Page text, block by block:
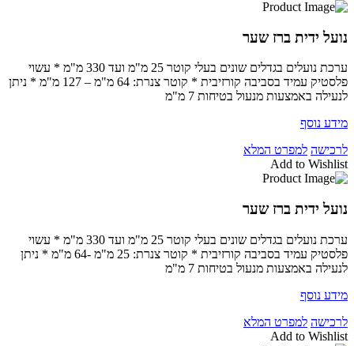
נועל ידית ברז שער
ערכת נועלים בגדלים שונים בעלי קוטר 25 מ"מ ועד 330 מ"מ * עשוי
פלסטיק עמיד בסביבה קורזיבית * קוטר צנרת: 64 מ"מ – 127 מ"מ * ניתן
לנעילה באמצעות מנעול בטיחות 7 מ"מ
מידע נוסף
לרכישה למפרט המלא
Add to Wishlist
נועל ידית ברז שער
ערכת נועלים בגדלים שונים בעלי קוטר 25 מ"מ ועד 330 מ"מ * עשוי
פלסטיק עמיד בסביבה קורזיבית * קוטר צנרת: 25 מ"מ -64 מ"מ * ניתן
לנעילה באמצעות מנעול בטיחות 7 מ"מ
מידע נוסף
לרכישה למפרט המלא
Add to Wishlist